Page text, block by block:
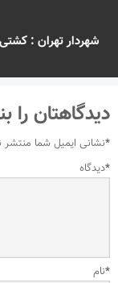
شهردار تهران :
دیدگاهتان را
نشانی ایمیل شما*
دیدگاه*
نام*